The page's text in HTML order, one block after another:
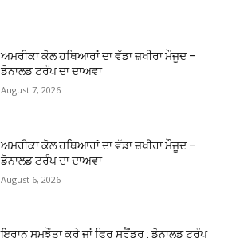
ਅਮਰੀਕਾ ਕੋਲ ਹਥਿਆਰਾਂ ਦਾ ਵੱਡਾ ਜ਼ਖੀਰਾ ਮੌਜੂਦ –
ਡੋਨਾਲਡ ਟਰੰਪ ਦਾ ਦਾਅਵਾ
August 7, 2026
ਅਮਰੀਕਾ ਕੋਲ ਹਥਿਆਰਾਂ ਦਾ ਵੱਡਾ ਜ਼ਖੀਰਾ ਮੌਜੂਦ –
ਡੋਨਾਲਡ ਟਰੰਪ ਦਾ ਦਾਅਵਾ
August 6, 2026
ਇਰਾਨ ਸਮਝੌਤਾ ਕਰੇ ਜਾਂ ਫਿਰ ਸਰੈਂਡਰ : ਡੋਨਾਲਡ ਟਰੰਪ